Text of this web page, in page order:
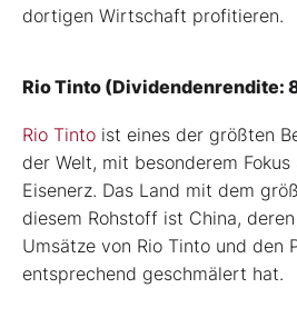
dortigen Wirtschaft profitieren.
Rio Tinto (Dividendenrendite:
Rio Tinto ist eines der größten
der Welt, mit besonderem
Eisenerz. Das Land mit dem
diesem Rohstoff ist China,
Umsätze von Rio Tinto und den
entsprechend geschmälert hat.